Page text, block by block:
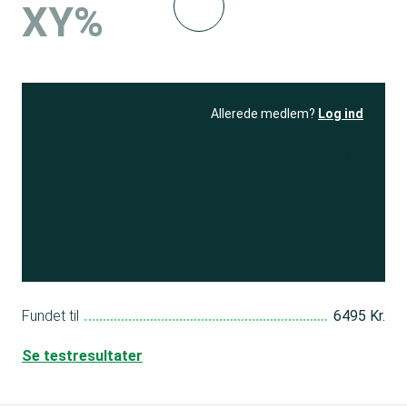
XY%
Allerede medlem? Log ind
Fundet til 6495 Kr.
Se testresultater